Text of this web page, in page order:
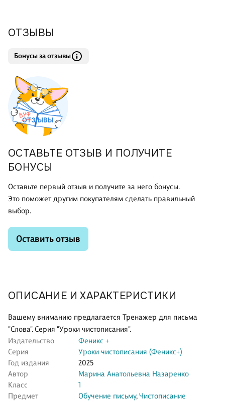
ОПИСАНИЕ И ХАРАКТЕРИСТИКИ
Вашему вниманию предлагается Тренажер для письма
"Слова". Серия "Уроки чистописания".
Издательство
Феникс +
Серия
Уроки чистописания (Феникс+)
Год издания
2025
Автор
Марина Анатольевна Назаренко
Класс
1
Предмет
Обучение письму,Чистописание
ОТЗЫВЫ
Бонусы за отзывы
ОСТАВЬТЕ ОТЗЫВ И ПОЛУЧИТЕ
БОНУСЫ
Оставьте первый отзыв и получите за него бонусы.
Это поможет другим покупателям сделать правильный
выбор.
Оставить отзыв